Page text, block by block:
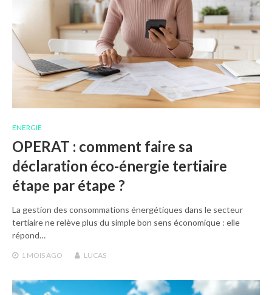
ENERGIE
OPERAT : comment faire sa
déclaration éco-énergie tertiaire
étape par étape ?
La gestion des consommations énergétiques dans le secteur
tertiaire ne relève plus du simple bon sens économique : elle
répond…
1 MOISAGO LUCAS